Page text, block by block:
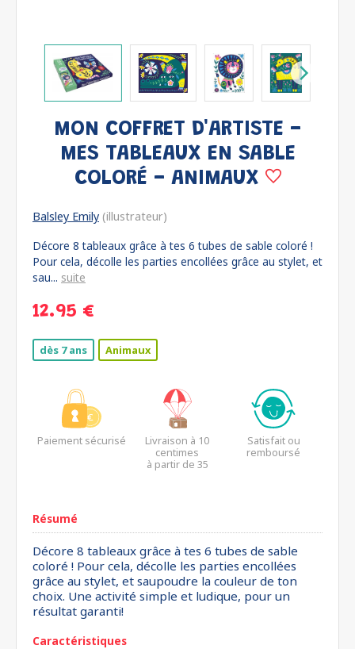
MON COFFRET D'ARTISTE -
MES TABLEAUX EN SABLE
COLORÉ - ANIMAUX
Balsley Emily (illustrateur)
Décore 8 tableaux grâce à tes 6 tubes de sable coloré !
Pour cela, décolle les parties encollées grâce au stylet, et
sau... suite
12.95 €
dès 7 ans Animaux
Paiement sécurisé
Livraison à 10
centimes
à partir de 35
Satisfait ou
remboursé
Résumé
Décore 8 tableaux grâce à tes 6 tubes de sable
coloré ! Pour cela, décolle les parties encollées
grâce au stylet, et saupoudre la couleur de ton
choix. Une activité simple et ludique, pour un
résultat garanti!
Caractéristiques